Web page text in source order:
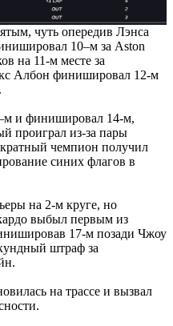
чуть опередив Лэнса
10–м за Aston
на 11-м месте за
Албон финишировал 12-м
и финишировал 14-м,
проиграл из-за пары
чемпион получил
синих флагов в
на 2-м круге, но
выбыл первым из
17-м позади Чжоу
штраф за
на трассе и вызвал